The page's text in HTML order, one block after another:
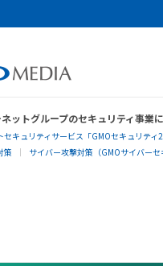
ットグループのセキュリティ事業
キュリティサービス「GMOセキュリティ
策
サイバー攻撃対策（GMOサイバーセ